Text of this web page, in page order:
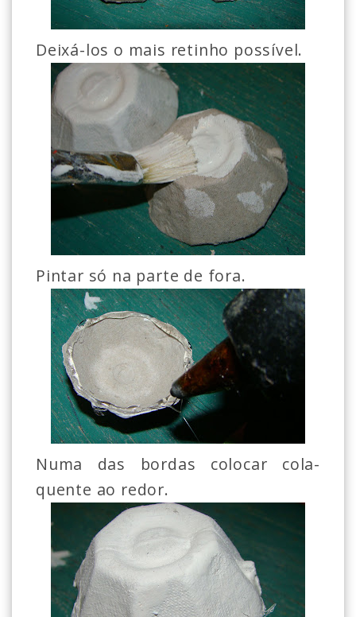
Deixá-los o mais retinho possível.
Pintar só na parte de fora.
Numa das bordas colocar cola-
quente ao redor.